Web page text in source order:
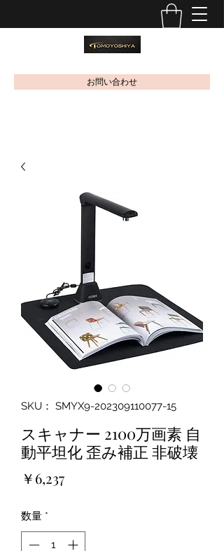
お問い合わせ
SKU： SMYX9-202309110077-15
スキャナー 2100万画素 自
動平坦化 歪み補正 非破壊
￥6,237価
数量 *